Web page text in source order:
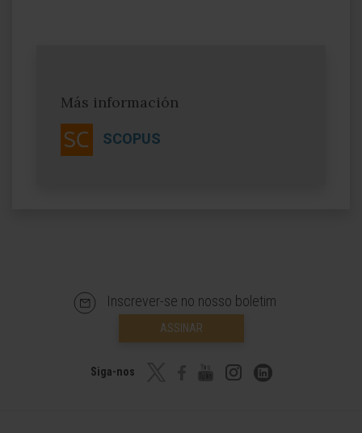
Más información
SCOPUS
Inscrever-se no nosso boletim
ASSINAR
Siga-nos